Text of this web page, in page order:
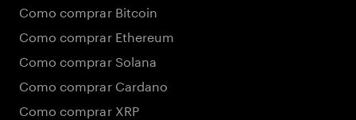
Como comprar Bitcoin
Como comprar Ethereum
Como comprar Solana
Como comprar Cardano
Como comprar XRP